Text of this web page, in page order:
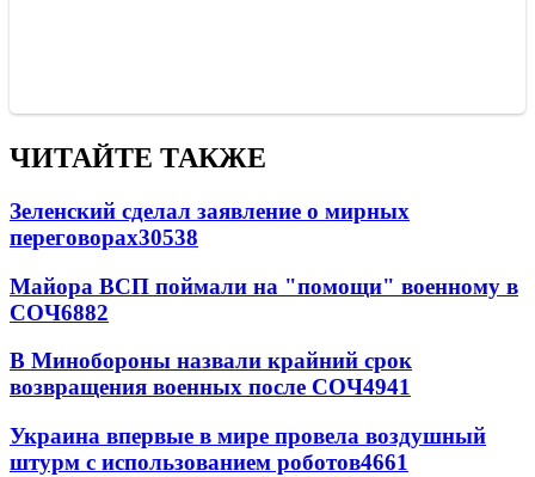
ЧИТАЙТЕ ТАКЖЕ
Зеленский сделал заявление о мирных
переговорах30538
Майора ВСП поймали на "помощи" военному в
СОЧ6882
В Минобороны назвали крайний срок
возвращения военных после СОЧ4941
Украина впервые в мире провела воздушный
штурм с использованием роботов4661